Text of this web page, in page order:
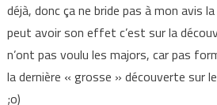
déjà, donc ça ne bride pas à mon avis
peut avoir son effet c’est sur la
n’ont pas voulu les majors, car pas
la dernière « grosse » découverte sur
;o)